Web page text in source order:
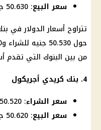
سعر البيع: 50.630 جنيه
تتراوح أسعار الدولارفي بنك
من بين البنوك التي تقدم
4. بنك كريدي أجريكول
سعر الشراء: 50.520 جنيه
سعر البيع: 50.620 جنيه